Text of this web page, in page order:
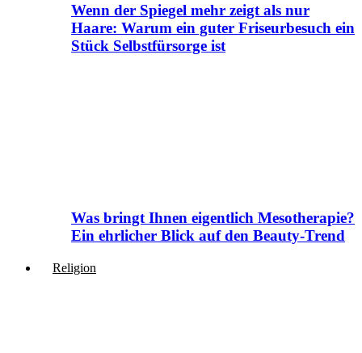
Wenn der Spiegel mehr zeigt als nur
Haare: Warum ein guter Friseurbesuch ein
Stück Selbstfürsorge ist
Was bringt Ihnen eigentlich Mesotherapie?
Ein ehrlicher Blick auf den Beauty-Trend
Religion